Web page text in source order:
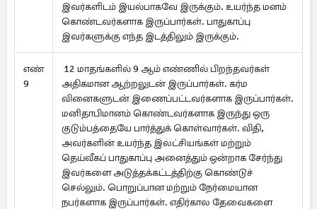
இவர்களிடம் இயல்பாகவே இருக்கும். உயர்ந்த மனம்
கொண்டவர்களாக இருப்பார்கள். பாதுகாப்பு
இவர்களுக்கு எந்த இடத்திலும் இருக்கும்.
எண்
9
12 மாதங்களில் 9 ஆம் எண்ணில் பிறந்தவர்கள்
அதிகமான ஆற்றலுடன் இருப்பார்கள். கர்ம
வினைகளுடன் இணைப்பட்டவர்களாக இருப்பார்கள்.
மனிதாபிமானம் கொண்டவர்களாக இருந்து ஒரு
குடும்பத்தையே பார்த்துக் கொள்வார்கள். விதி,
அவர்களின் உயர்ந்த இலட்சியங்கள் மற்றும்
தெய்வீகப் பாதுகாப்பு அனைத்தும் ஒன்றாக சேர்ந்து
இவர்களை அடுத்தக்கட்டத்திற்கு கொண்டுச்
செல்லும். பொறுப்பான மற்றும் நேர்மையான
நபர்களாக இருப்பார்கள். எதிர்கால தேவைகளை